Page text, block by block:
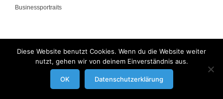
Businessportraits
Diese Website benutzt Cookies. Wenn du die Website weiter
nutzt, gehen wir von deinem Einverständnis aus.
OK Datenschutzerklärung